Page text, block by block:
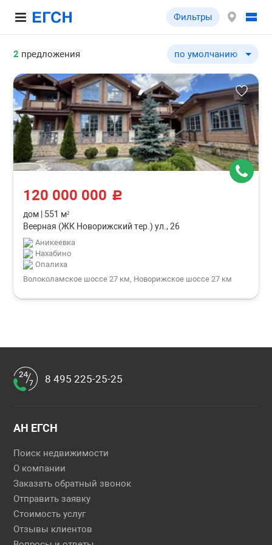
Фильтры
2 предложения по умолчанию
по умолчанию
по цене ↓
по цене ↑
по шоссе ↓
по шоссе ↑
по удаленности от
по удаленности от
120 000 000 c
дом
551 м²
Веерная (ЖК Новорижский тер.) ул., 26
Аникеевка
Нахабино
Опалиха
Волоколамское шоссе 27 км, Новорижское шоссе 27 км
8 495 225-25-25
АН ЕГСН
Поиск недвижимости
О компании
Заказать обратный звонок
Отправить заявку
Стоимость услуг
Отзывы клиентов